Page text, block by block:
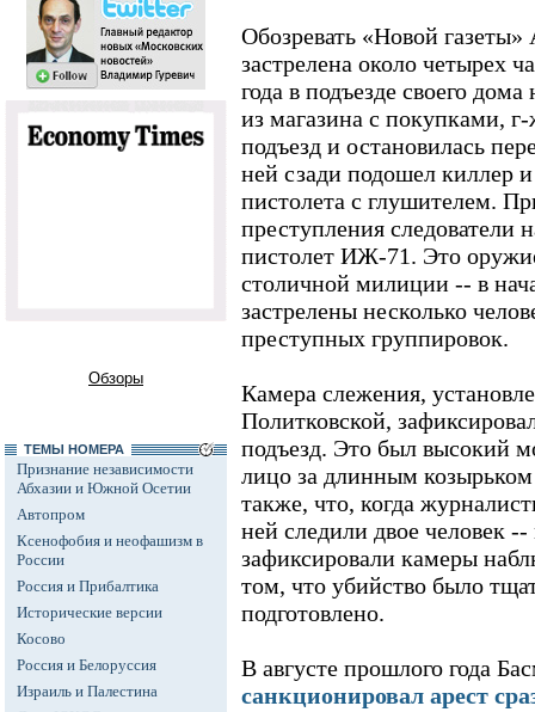
Обзоры
ТЕМЫ НОМЕРА
Признание независимости
Абхазии и Южной Осетии
Автопром
Ксенофобия и неофашизм в
России
Россия и Прибалтика
Исторические версии
Косово
Россия и Белоруссия
Израиль и Палестина
Обозревать «Новой
застрелена около четырех
года в подъезде своего
из магазина с покупками,
подъезд и остановилась
ней сзади подошел киллер
пистолета с глушителем.
преступления следователи
пистолет ИЖ-71. Это
столичной милиции -- в
застрелены несколько
преступных группировок.
Камера слежения,
Политковской,
подъезд. Это был высокий
лицо за длинным
также, что, когда
ней следили двое человек
зафиксировали камеры
том, что убийство было
подготовлено.
В августе прошлого года
санкционировал арест